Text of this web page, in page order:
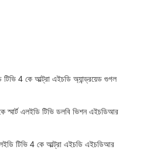
4 কে আল্ট্রা এইচডি অ্যান্ড্রয়েড গুগল
এলইডি টিভি ডলবি ভিশন এইচডিআর
টিভি 4 কে আল্ট্রা এইচডি এইচডিআর